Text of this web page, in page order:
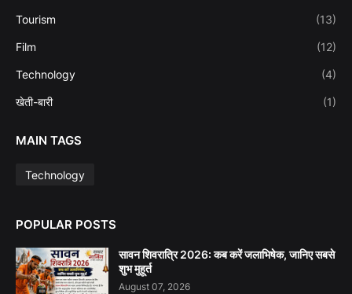
Tourism (13)
Film (12)
Technology (4)
खेती-बारी (1)
MAIN TAGS
Technology
POPULAR POSTS
सावन शिवरात्रि 2026: कब करें जलाभिषेक, जानिए सबसे
शुभ मुहूर्त
August 07, 2026